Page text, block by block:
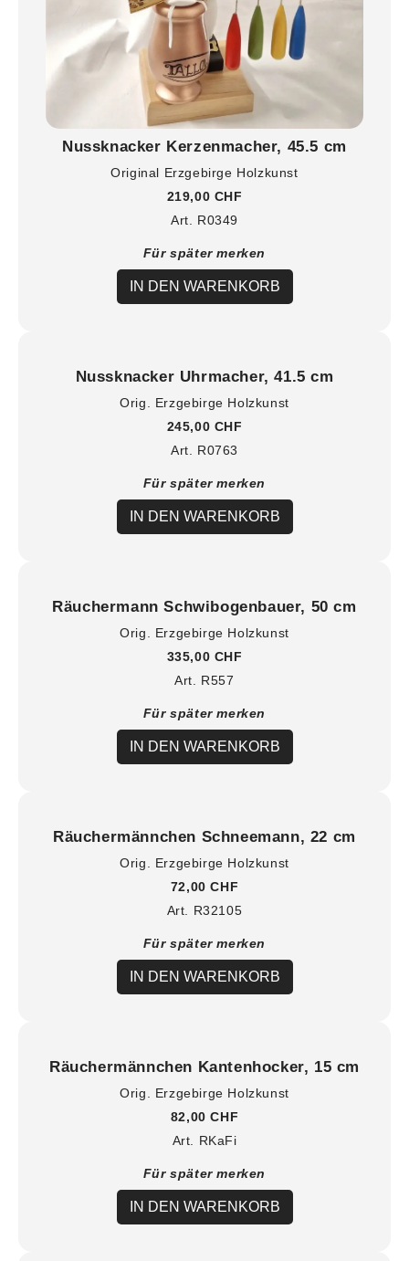
Nussknacker Kerzenmacher, 45.5 cm
Original Erzgebirge Holzkunst
219,00 CHF
Art. R0349
Für später merken
IN DEN WARENKORB
Nussknacker Uhrmacher, 41.5 cm
Orig. Erzgebirge Holzkunst
245,00 CHF
Art. R0763
Für später merken
IN DEN WARENKORB
Räuchermann Schwibogenbauer, 50 cm
Orig. Erzgebirge Holzkunst
335,00 CHF
Art. R557
Für später merken
IN DEN WARENKORB
Räuchermännchen Schneemann, 22 cm
Orig. Erzgebirge Holzkunst
72,00 CHF
Art. R32105
Für später merken
IN DEN WARENKORB
Räuchermännchen Kantenhocker, 15 cm
Orig. Erzgebirge Holzkunst
82,00 CHF
Art. RKaFi
Für später merken
IN DEN WARENKORB